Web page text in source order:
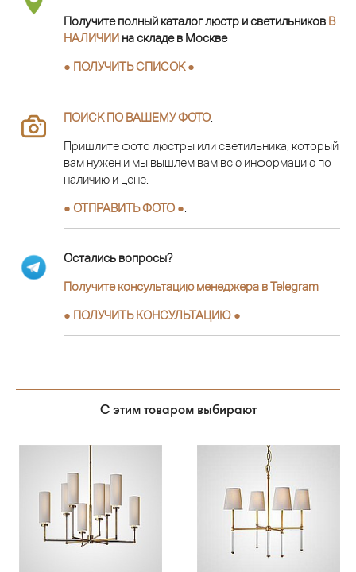
Получите полный каталог люстр и светильников В
НАЛИЧИИ на складе в Москве
● ПОЛУЧИТЬ СПИСОК ●
ПОИСК ПО ВАШЕМУ ФОТО
Пришлите фото люстры или светильника, который
вам нужен и мы вышлем вам всю информацию по
наличию и цене.
● ОТПРАВИТЬ ФОТО ●
Остались вопросы?
Получите консультацию менеджера в Telegram
● ПОЛУЧИТЬ КОНСУЛЬТАЦИЮ ●
С этим товаром выбирают